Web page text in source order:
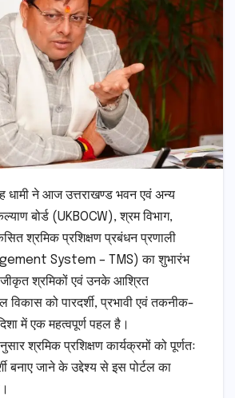
धामी ने आज उत्तराखण्ड भवन एवं अन्य
बोर्ड (UKBOCW), श्रम विभाग,
श्रमिक प्रशिक्षण प्रबंधन प्रणाली
System – TMS) का शुभारंभ
श्रमिकों एवं उनके आश्रित
विकास को पारदर्शी, प्रभावी एवं तकनीक-
में एक महत्वपूर्ण पहल है।
श्रमिक प्रशिक्षण कार्यक्रमों को पूर्णतः
बनाए जाने के उद्देश्य से इस पोर्टल का